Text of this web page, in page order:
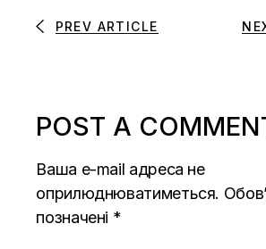
PREV ARTICLE
POST A
Ваша e-mail адреса не
оприлюднюватиметься.
позначені *